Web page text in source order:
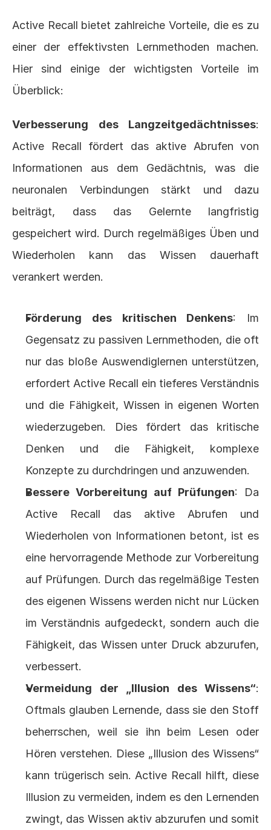
Active Recall bietet zahlreiche Vorteile, die es zu
einer der effektivsten Lernmethoden machen.
Hier sind einige der wichtigsten Vorteile im
Überblick:
Verbesserung des Langzeitgedächtnisses:
Active Recall fördert das aktive Abrufen von
Informationen aus dem Gedächtnis, was die
neuronalen Verbindungen stärkt und dazu
beiträgt, dass das Gelernte langfristig
gespeichert wird. Durch regelmäßiges Üben und
Wiederholen kann das Wissen dauerhaft
verankert werden.
Förderung des kritischen Denkens: Im
Gegensatz zu passiven Lernmethoden, die oft
nur das bloße Auswendiglernen unterstützen,
erfordert Active Recall ein tieferes Verständnis
und die Fähigkeit, Wissen in eigenen Worten
wiederzugeben. Dies fördert das kritische
Denken und die Fähigkeit, komplexe
Konzepte zu durchdringen und anzuwenden.
Bessere Vorbereitung auf Prüfungen: Da
Active Recall das aktive Abrufen und
Wiederholen von Informationen betont, ist es
eine hervorragende Methode zur Vorbereitung
auf Prüfungen. Durch das regelmäßige Testen
des eigenen Wissens werden nicht nur Lücken
im Verständnis aufgedeckt, sondern auch die
Fähigkeit, das Wissen unter Druck abzurufen,
verbessert.
Vermeidung der „Illusion des Wissens“:
Oftmals glauben Lernende, dass sie den Stoff
beherrschen, weil sie ihn beim Lesen oder
Hören verstehen. Diese „Illusion des Wissens“
kann trügerisch sein. Active Recall hilft, diese
Illusion zu vermeiden, indem es den Lernenden
zwingt, das Wissen aktiv abzurufen und somit